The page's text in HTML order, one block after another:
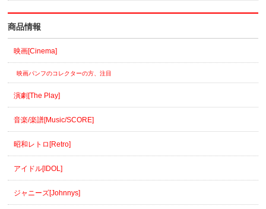
商品情報
映画[Cinema]
映画パンフのコレクターの方、注目
演劇[The Play]
音楽/楽譜[Music/SCORE]
昭和レトロ[Retro]
アイドル[IDOL]
ジャニーズ[Johnnys]